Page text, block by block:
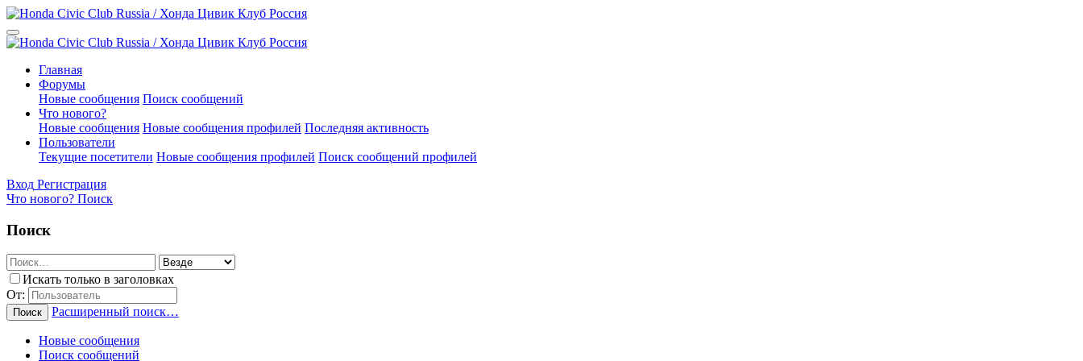
Главная
Форумы
Новые сообщения Поиск сообщений
Что нового?
Новые сообщения Новые сообщения профилей Последняя активность
Пользователи
Текущие посетители Новые сообщения профилей Поиск сообщений профилей
Вход Регистрация
Что нового? Поиск
Поиск
Искать только в заголовках
От:
Поиск Расширенный поиск…
Новые сообщения
Поиск сообщений